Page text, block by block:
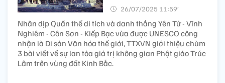
26/07/2025 11:59’
Nhân dịp Quần thể di tích và danh thắng Yên Tử - Vĩnh
Nghiêm - Côn Sơn - Kiếp Bạc vừa được UNESCO công
nhận là Di sản Văn hóa thế giới, TTXVN giới thiệu chùm
3 bài viết về sự lan tỏa giá trị không gian Phật giáo Trúc
Lâm trên vùng đất Kinh Bắc.